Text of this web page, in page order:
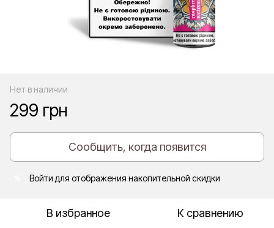
Нет в наличии
299 грн
Сообщить, когда появится
Войти для отображения накопительной скидки
В избранное К сравнению